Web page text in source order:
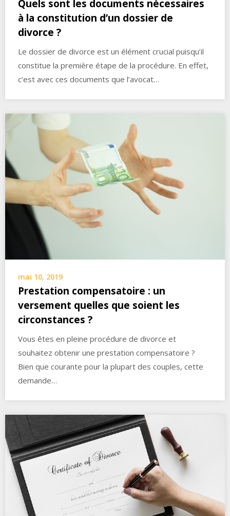
Quels sont les documents nécessaires
à la constitution d’un dossier de
divorce ?
Le dossier de divorce est un élément crucial puisqu’il
constitue la première étape de la procédure. En effet,
c’est avec ces documents que l’avocat…
mai 10, 2019
Prestation compensatoire : un
versement quelles que soient les
circonstances ?
Vous êtes en pleine procédure de divorce et
souhaitez obtenir une prestation compensatoire ?
Bien que courante pour la plupart des couples, cette
demande…